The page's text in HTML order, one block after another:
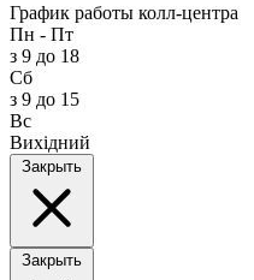
График работы колл-центра
Пн - Пт
з 9 до 18
Сб
з 9 до 15
Вс
Вихідний
Закрыть
Закрыть